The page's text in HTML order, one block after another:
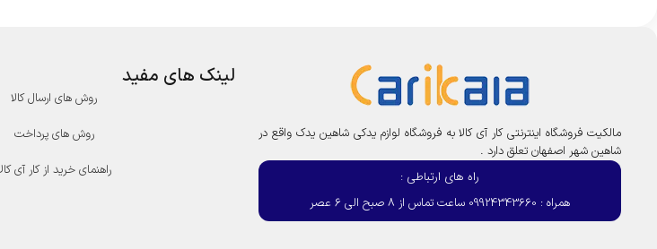
مالکیت فروشگاه اینترنتی کار آی کالا به فروشگاه لوازم یدکی شاهین یدک واقع در
شاهین شهر اصفهان تعلق دارد .
راه های ارتباطی :
همراه : 09924343660 ساعت تماس از 8 صبح الی 6 عصر
لینک های مفید
روش های ارسال کالا
روش های پرداخت
راهنمای خرید از کار آی